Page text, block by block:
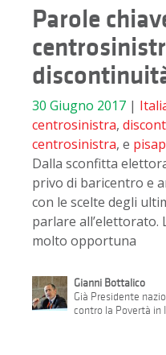
Parole
30 Giugno 2017 |
centrosinistra,
centrosinistra, e
Dalla sconfitta
privo di baricentro e
con le scelte degli
parlare all’elettorato.
molto opportuna
Gianni Bottalico
Già Presidente
contro la Povertà in